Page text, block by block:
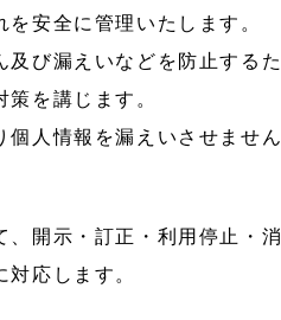
安全に管理いたします。
び漏えいなどを防止する
を講じます。
人情報を漏えいさせません
開示・訂正・利用停止・
応します。